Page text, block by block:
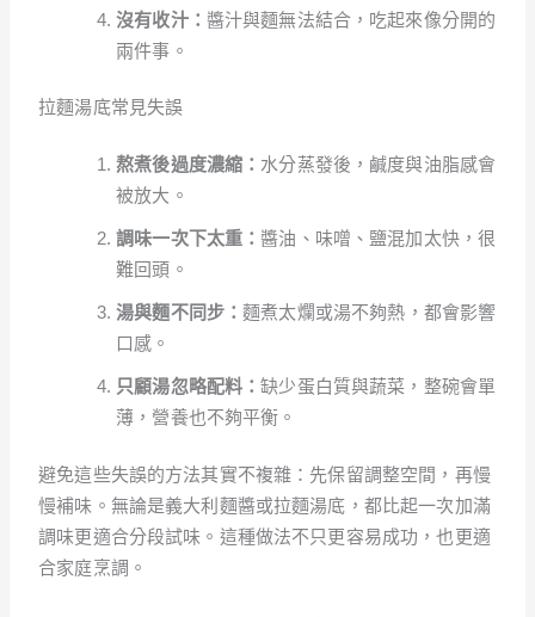
沒有收汁： 醬汁與麵無法結合，吃起來像分開的
兩件事。
拉麵湯底常見失誤
熬煮後過度濃縮： 水分蒸發後，鹹度與油脂感會
被放大。
調味一次下太重：醬油、味噌、鹽混加太快，很
難回頭。
湯與麵不同步：麵煮太爛或湯不夠熱，都會影響
口感。
只顧湯忽略配料：缺少蛋白質與蔬菜，整碗會單
薄，營養也不夠平衡。
避免這些失誤的方法其實不複雜：先保留調整空間，再慢
慢補味。無論是義大利麵醬或拉麵湯底，都比起一次加滿
調味更適合分段試味。這種做法不只更容易成功，也更適
合家庭烹調。